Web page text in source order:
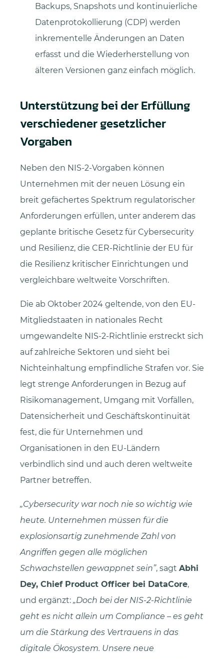
Backups, Snapshots und kontinuierliche
Datenprotokollierung (CDP) werden
inkrementelle Änderungen an Daten
erfasst und die Wiederherstellung von
älteren Versionen ganz einfach möglich.
Unterstützung bei der Erfüllung
verschiedener gesetzlicher
Vorgaben
Neben den NIS-2-Vorgaben können
Unternehmen mit der neuen Lösung ein
breit gefächertes Spektrum regulatorischer
Anforderungen erfüllen, unter anderem das
geplante britische Gesetz für Cybersecurity
und Resilienz, die CER-Richtlinie der EU für
die Resilienz kritischer Einrichtungen und
vergleichbare weltweite Vorschriften.
Die ab Oktober 2024 geltende, von den EU-
Mitgliedstaaten in nationales Recht
umgewandelte NIS-2-Richtlinie erstreckt sich
auf zahlreiche Sektoren und sieht bei
Nichteinhaltung empfindliche Strafen vor. Sie
legt strenge Anforderungen in Bezug auf
Risikomanagement, Umgang mit Vorfällen,
Datensicherheit und Geschäftskontinuität
fest, die für Unternehmen und
Organisationen in den EU-Ländern
verbindlich sind und auch deren weltweite
Partner betreffen.
Cybersecurity war noch nie so wichtig wie
heute. Unternehmen müssen für die
explosionsartig zunehmende Zahl von
Angriffen gegen alle möglichen
Schwachstellen gewappnet sein”, sagt Abhi
Dey, Chief Product Officer bei DataCore,
und ergänzt: Doch bei der NIS-2-Richtlinie
geht es nicht allein um Compliance – es geht
um die Stärkung des Vertrauens in das
digitale Ökosystem. Unsere neue